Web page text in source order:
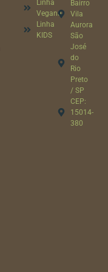
Linha
Vegana
Linha
KIDS
Bairro
Vila
Aurora
São
José
do
Rio
Preto
/ SP
CEP:
15014-
380